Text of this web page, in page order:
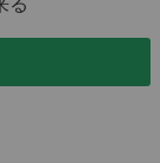
る